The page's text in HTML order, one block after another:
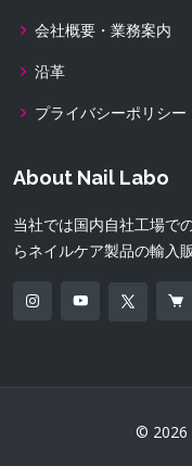
会社概要・業務案内
沿革
プライバシーポリシー
About Nail Labo
当社では国内自社工場で
らネイルケア製品の輸入
© 2026